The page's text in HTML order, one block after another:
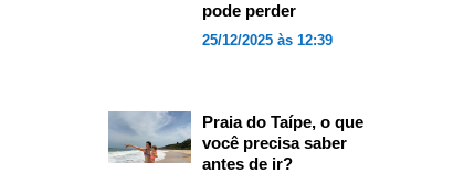
pode perder
25/12/2025 às 12:39
Praia do Taípe, o que
você precisa saber
antes de ir?